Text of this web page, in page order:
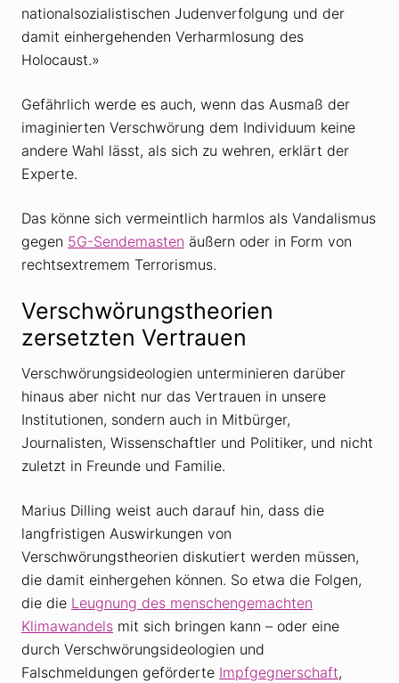
nationalsozialistischen Judenverfolgung und der
damit einhergehenden Verharmlosung des
Holocaust.»
Gefährlich werde es auch, wenn das Ausmaß der
imaginierten Verschwörung dem Individuum keine
andere Wahl lässt, als sich zu wehren, erklärt der
Experte.
Das könne sich vermeintlich harmlos als Vandalismus
gegen 5G-Sendemasten äußern oder in Form von
rechtsextremem Terrorismus.
Verschwörungstheorien
zersetzten Vertrauen
Verschwörungsideologien unterminieren darüber
hinaus aber nicht nur das Vertrauen in unsere
Institutionen, sondern auch in Mitbürger,
Journalisten, Wissenschaftler und Politiker, und nicht
zuletzt in Freunde und Familie.
Marius Dilling weist auch darauf hin, dass die
langfristigen Auswirkungen von
Verschwörungstheorien diskutiert werden müssen,
die damit einhergehen können. So etwa die Folgen,
die die Leugnung des menschengemachten
Klimawandels mit sich bringen kann – oder eine
durch Verschwörungsideologien und
Falschmeldungen geförderte Impfgegnerschaft,